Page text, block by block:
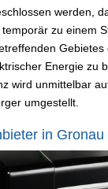
werden,
zu einem
Gebietes
Energie zu
wird unmittelbar
umgestellt.
in Gronau